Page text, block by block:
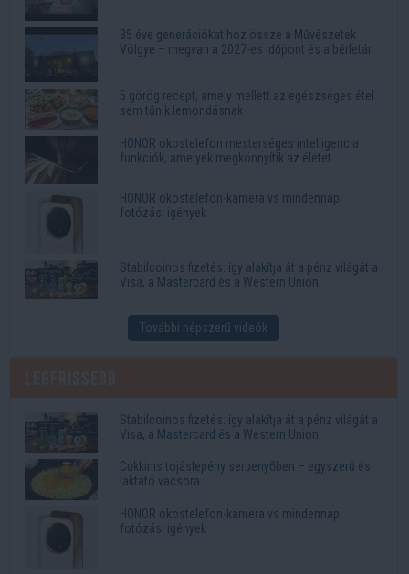
35 éve generációkat hoz össze a Művészetek
Völgye – megvan a 2027-es időpont és a bérletár
5 görög recept, amely mellett az egészséges étel
sem tűnik lemondásnak
HONOR okostelefon mesterséges intelligencia
funkciók, amelyek megkönnyítik az életet
HONOR okostelefon-kamera vs mindennapi
fotózási igények
Stabilcoinos fizetés: így alakítja át a pénz világát a
Visa, a Mastercard és a Western Union
További népszerű videók
Stabilcoinos fizetés: így alakítja át a pénz világát a
Visa, a Mastercard és a Western Union
Cukkinis tojáslepény serpenyőben – egyszerű és
laktató vacsora
HONOR okostelefon-kamera vs mindennapi
fotózási igények